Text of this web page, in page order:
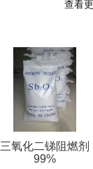
查看
三氧化二锑阻燃剂
99%